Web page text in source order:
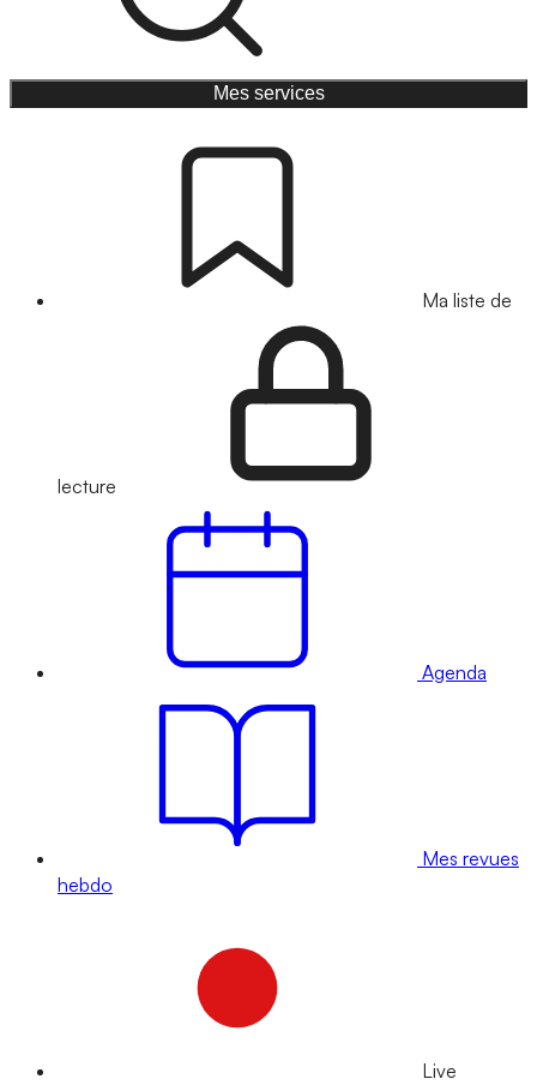
Mes services
Ma liste de
lecture
Agenda
Mes revues
hebdo
Live